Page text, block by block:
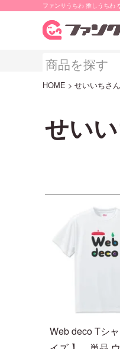
ファンサうちわ 推しうちわ
HOME せいいちさ
せい
Web deco Tシ